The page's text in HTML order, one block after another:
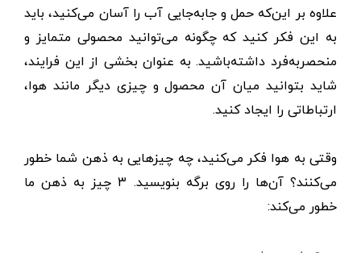
علاوه بر این‌که حمل و جابه‌جایی آب را آسان می‌کنید، باید
به این فکر کنید که چگونه می‌توانید محصولی متمایز و
منحصربه‌فرد داشته‌باشید. به عنوان بخشی از این فرایند،
شاید بتوانید میان آن محصول و چیزی دیگر مانند هوا،
ارتباطاتی را ایجاد کنید.
وقتی به هوا فکر می‌کنید، چه چیزهایی به ذهن شما خطور
می‌کنند؟ آن‌ها را روی برگه بنویسید. ۳ چیز به ذهن ما
خطور می‌کند: